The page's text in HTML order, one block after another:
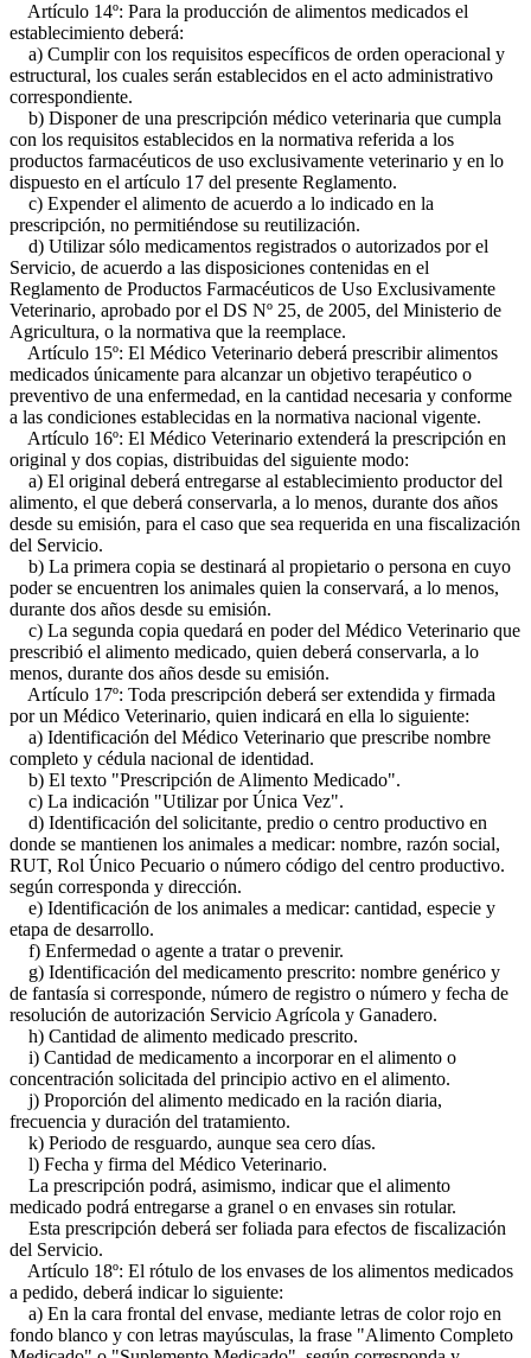
Artículo 14º: Para la producción de alimentos medicados el
establecimiento deberá:
a) Cumplir con los requisitos específicos de orden operacional y
estructural, los cuales serán establecidos en el acto administrativo
correspondiente.
b) Disponer de una prescripción médico veterinaria que cumpla
con los requisitos establecidos en la normativa referida a los
productos farmacéuticos de uso exclusivamente veterinario y en lo
dispuesto en el artículo 17 del presente Reglamento.
c) Expender el alimento de acuerdo a lo indicado en la
prescripción, no permitiéndose su reutilización.
d) Utilizar sólo medicamentos registrados o autorizados por el
Servicio, de acuerdo a las disposiciones contenidas en el
Reglamento de Productos Farmacéuticos de Uso Exclusivamente
Veterinario, aprobado por el DS Nº 25, de 2005, del Ministerio de
Agricultura, o la normativa que la reemplace.
Artículo 15º: El Médico Veterinario deberá prescribir alimentos
medicados únicamente para alcanzar un objetivo terapéutico o
preventivo de una enfermedad, en la cantidad necesaria y conforme
a las condiciones establecidas en la normativa nacional vigente.
Artículo 16º: El Médico Veterinario extenderá la prescripción en
original y dos copias, distribuidas del siguiente modo:
a) El original deberá entregarse al establecimiento productor del
alimento, el que deberá conservarla, a lo menos, durante dos años
desde su emisión, para el caso que sea requerida en una fiscalización
del Servicio.
b) La primera copia se destinará al propietario o persona en cuyo
poder se encuentren los animales quien la conservará, a lo menos,
durante dos años desde su emisión.
c) La segunda copia quedará en poder del Médico Veterinario que
prescribió el alimento medicado, quien deberá conservarla, a lo
menos, durante dos años desde su emisión.
Artículo 17º: Toda prescripción deberá ser extendida y firmada
por un Médico Veterinario, quien indicará en ella lo siguiente:
a) Identificación del Médico Veterinario que prescribe nombre
completo y cédula nacional de identidad.
b) El texto "Prescripción de Alimento Medicado".
c) La indicación "Utilizar por Única Vez".
d) Identificación del solicitante, predio o centro productivo en
donde se mantienen los animales a medicar: nombre, razón social,
RUT, Rol Único Pecuario o número código del centro productivo.
según corresponda y dirección.
e) Identificación de los animales a medicar: cantidad, especie y
etapa de desarrollo.
f) Enfermedad o agente a tratar o prevenir.
g) Identificación del medicamento prescrito: nombre genérico y
de fantasía si corresponde, número de registro o número y fecha de
resolución de autorización Servicio Agrícola y Ganadero.
h) Cantidad de alimento medicado prescrito.
i) Cantidad de medicamento a incorporar en el alimento o
concentración solicitada del principio activo en el alimento.
j) Proporción del alimento medicado en la ración diaria,
frecuencia y duración del tratamiento.
k) Periodo de resguardo, aunque sea cero días.
l) Fecha y firma del Médico Veterinario.
La prescripción podrá, asimismo, indicar que el alimento
medicado podrá entregarse a granel o en envases sin rotular.
Esta prescripción deberá ser foliada para efectos de fiscalización
del Servicio.
Artículo 18º: El rótulo de los envases de los alimentos medicados
a pedido, deberá indicar lo siguiente:
a) En la cara frontal del envase, mediante letras de color rojo en
fondo blanco y con letras mayúsculas, la frase "Alimento Completo